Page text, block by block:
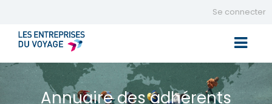
Se connecter
Annuaire des adhérents